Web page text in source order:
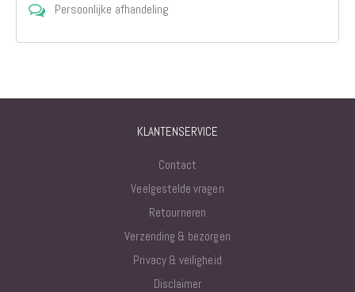
Persoonlijke afhandeling
KLANTENSERVICE
Contact
Veelgestelde vragen
Retourneren
Verzending & bezorgen
Privacy & veiligheid
Disclaimer